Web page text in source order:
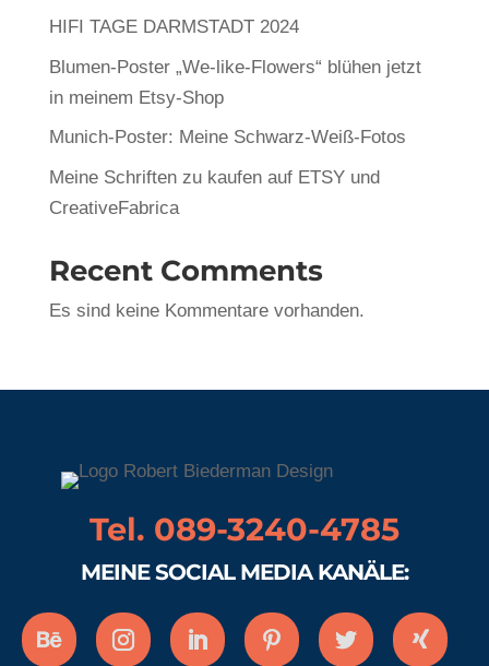
HIFI TAGE DARMSTADT 2024
Blumen-Poster „We-like-Flowers“ blühen jetzt
in meinem Etsy-Shop
Munich-Poster: Meine Schwarz-Weiß-Fotos
Meine Schriften zu kaufen auf ETSY und
CreativeFabrica
Recent Comments
Es sind keine Kommentare vorhanden.
Tel. 089-3240-4785
MEINE SOCIAL MEDIA KANÄLE: